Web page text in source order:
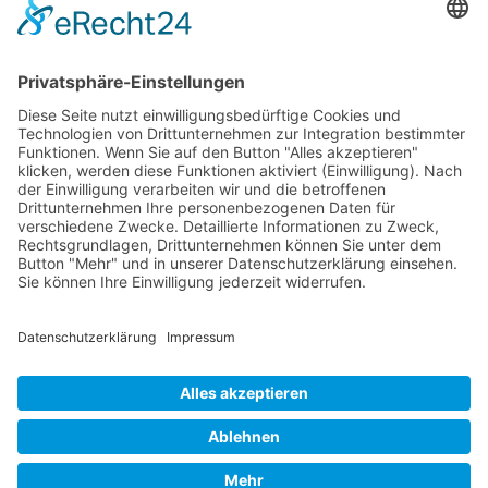
Kompakt Serie
Limited Edition
Schmalspur
Service
Kontakt
Datenschutz
AGB
Copyright © ILAFA eG Radolfzell | Änderungen und Irrtümer